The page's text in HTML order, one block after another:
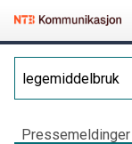
Pressemeldinger